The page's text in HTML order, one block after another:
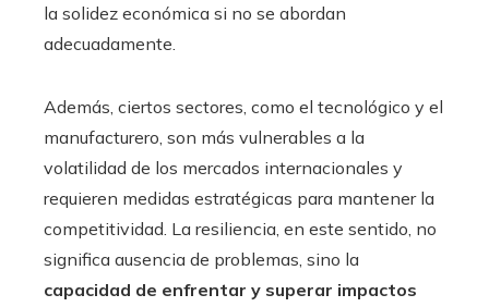
la solidez económica si no se abordan
adecuadamente.
Además, ciertos sectores, como el tecnológico y el
manufacturero, son más vulnerables a la
volatilidad de los mercados internacionales y
requieren medidas estratégicas para mantener la
competitividad. La resiliencia, en este sentido, no
significa ausencia de problemas, sino la
capacidad de enfrentar y superar impactos